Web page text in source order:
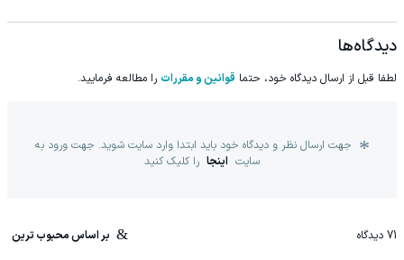
دیدگاه‌ها
لطفا قبل از ارسال دیدگاه خود، حتما قوانین و مقررات را مطالعه فرمایید.
جهت ارسال نظر و دیدگاه خود باید ابتدا وارد سایت شوید. جهت ورود به
سایت اینجا را کلیک کنید
71 دیدگاه بر اساس محبوب ترین